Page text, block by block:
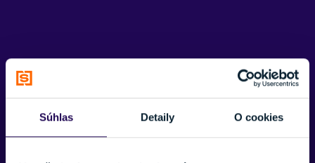
Súhlas Detaily O cookies
ZNAČKA
ALÉ
Zobraziť menej
Potrebujete viac informácii? Sme tu